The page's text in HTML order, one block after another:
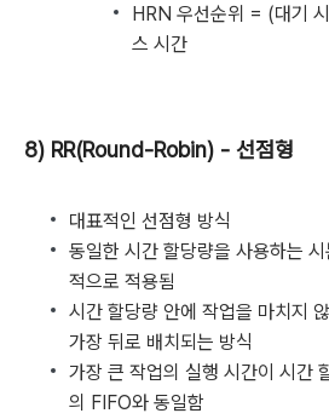
HRN 우선순위 = (대기
스 시간
8) RR(Round-Robin) - 선점형
대표적인 선점형 방식
동일한 시간 할당량을 사용하는
적으로 적용됨
시간 할당량 안에 작업을 마치지
가장 뒤로 배치되는 방식
가장 큰 작업의 실행 시간이 시간
의 FIFO와 동일함